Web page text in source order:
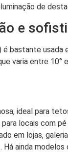
de
e
é bastante
varia entre
ideal para
locais com
em lojas,
ainda